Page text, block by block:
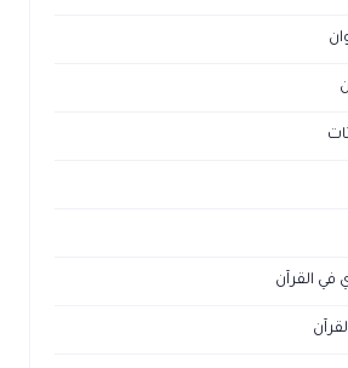
في القرآن